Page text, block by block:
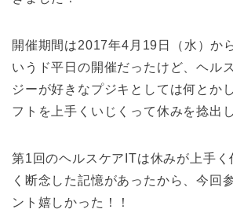
開催期間は2017年4月19日（水）か
いうド平日の開催だったけど、ヘル
ジーが好きなプジキとしては何とか
フトを上手くいじくって休みを捻出
第1回のヘルスケアITは休みが上手く
く断念した記憶があったから、今回
ント嬉しかった！！